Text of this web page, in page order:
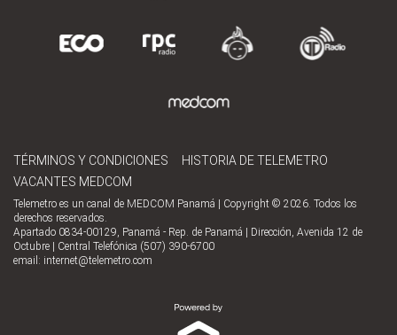
TÉRMINOS Y CONDICIONES
HISTORIA DE TELEMETRO
VACANTES MEDCOM
Telemetro es un canal de MEDCOM Panamá | Copyright © 2026. Todos los
derechos reservados.
Apartado 0834-00129, Panamá - Rep. de Panamá | Dirección, Avenida 12 de
Octubre | Central Telefónica (507) 390-6700
email: internet@telemetro.com